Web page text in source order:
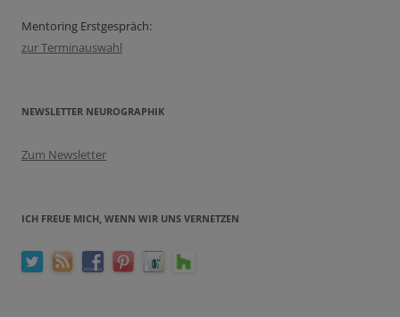
Mentoring Erstgespräch:
zur Terminauswahl
NEWSLETTER NEUROGRAPHIK
Zum Newsletter
ICH FREUE MICH, WENN WIR UNS VERNETZEN